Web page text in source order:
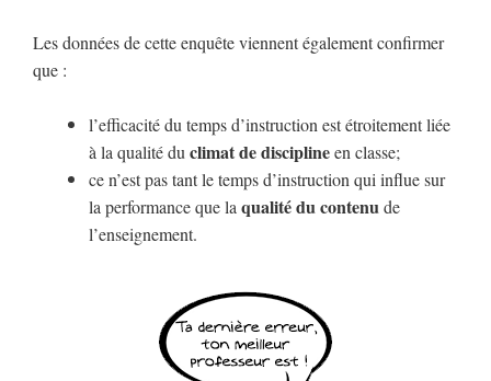
Les données de cette enquête viennent également confirmer
que :
l’efficacité du temps d’instruction est étroitement liée
à la qualité du climat de disciplineen classe;
ce n’est pas tant le temps d’instruction qui influe sur
la performance que la qualité du contenude
l’enseignement.